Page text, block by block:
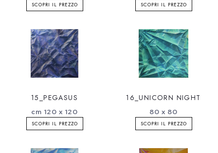
SCOPRI IL PREZZO SCOPRI IL PREZZO
15_PEGASUS
cm 120 x 120
SCOPRI IL PREZZO
16_UNICORN NIGHT
80 x 80
SCOPRI IL PREZZO